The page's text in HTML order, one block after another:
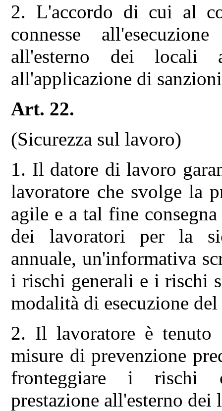
2. L'accordo di cui al
connesse
all'esterno dei locali
all'applicazione di
Art. 22.
(Sicurezza sul lavoro)
1. Il datore di lavoro
lavoratore che svolge la
agile e a tal fine
dei lavoratori per la
annuale, un'informativa
i rischi generali e i rischi
modalità di esecuzione
2. Il lavoratore è tenuto
misure di prevenzione
fronteggiare i rischi
prestazione all'esterno